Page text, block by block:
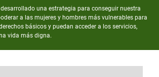
una estrategia para conseguir nuestra
a las mujeres y hombres más vulnerables para
básicos y puedan acceder a los servicios,
vida más digna.